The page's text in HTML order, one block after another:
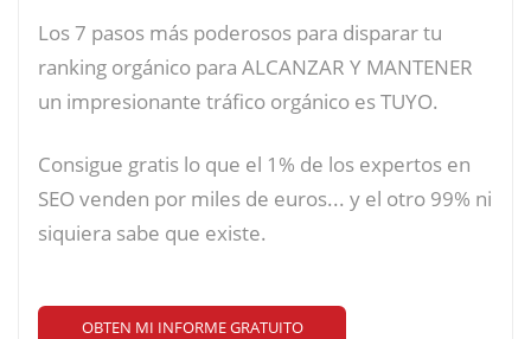
Los 7 pasos más poderosos para disparar tu
ranking orgánico para ALCANZAR Y MANTENER
un impresionante tráfico orgánico es TUYO.
Consigue gratis lo que el 1% de los expertos en
SEO venden por miles de euros... y el otro 99% ni
siquiera sabe que existe.
OBTEN MI INFORME GRATUITO